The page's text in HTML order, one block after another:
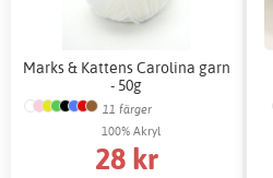
Marks & Kattens Carolina garn
- 50g
11 färger
100% Akryl
28 kr